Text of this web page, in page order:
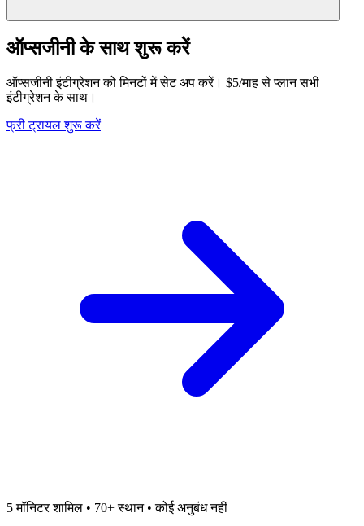
ऑप्सजीनी के साथ शुरू करें
ऑप्सजीनी इंटीग्रेशन को मिनटों में सेट अप करें। $5/माह से प्लान सभी
इंटीग्रेशन के साथ।
फ्री ट्रायल शुरू करें
5 मॉनिटर शामिल • 70+ स्थान • कोई अनुबंध नहीं